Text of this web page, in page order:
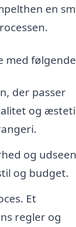
en
med
der passer
og
og
og budget.
Et
regler og